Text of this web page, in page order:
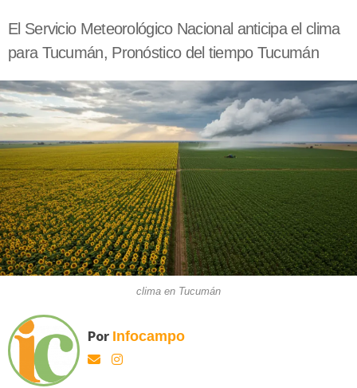
El Servicio Meteorológico Nacional anticipa el clima
para Tucumán, Pronóstico del tiempo Tucumán
clima en Tucumán
Por Infocampo